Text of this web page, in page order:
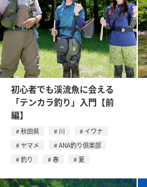
初心者でも渓流魚に会える
「テンカラ釣り」入門【前
編】
秋田県 川
イワナ
ヤマメ
ANA釣り倶楽部
釣り
春 夏